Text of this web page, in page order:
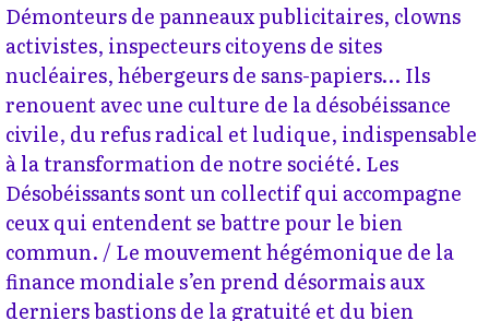
Démonteurs de panneaux publicitaires, clowns
activistes, inspecteurs citoyens de sites
nucléaires, hébergeurs de sans-papiers… Ils
renouent avec une culture de la désobéissance
civile, du refus radical et ludique, indispensable
à la transformation de notre société. Les
Désobéissants sont un collectif qui accompagne
ceux qui entendent se battre pour le bien
commun. / Le mouvement hégémonique de la
finance mondiale s’en prend désormais aux
derniers bastions de la gratuité et du bien